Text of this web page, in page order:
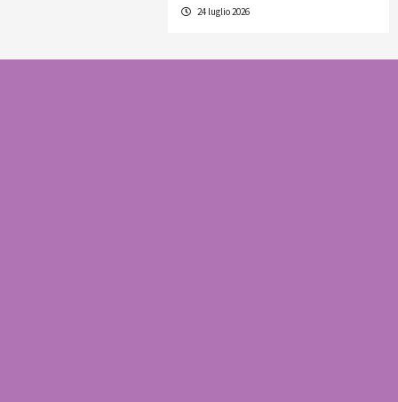
24 luglio 2026